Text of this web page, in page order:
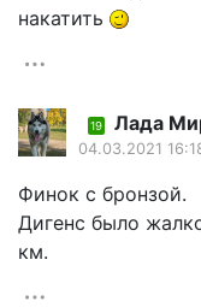
накатить
19 Лада
04.03.2021
Финок с бронзой.
Дигенс было
км.